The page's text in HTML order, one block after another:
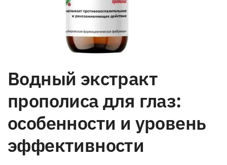
Водный экстракт
прополиса для глаз:
особенности и уровень
эффективности